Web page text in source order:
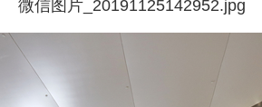
微信图片_20191125142952.jpg